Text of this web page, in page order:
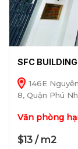
SFC BUILDING
146E
8, Quận Phú
Văn phòng
$13 / m2